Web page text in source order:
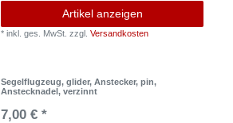
Artikel anzeigen
*inkl. ges. MwSt. zzgl.Versandkosten
Segelflugzeug, glider, Anstecker, pin,
Anstecknadel, verzinnt
7,00 € *